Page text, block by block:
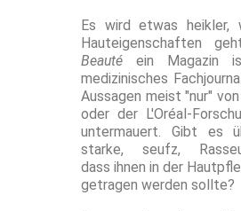
Es wird etwas heikler,
Hauteigenschaften
Beauté ein Magazin
medizinisches
Aussagen meist "nur"
oder der L'Oréal-
untermauert. Gibt es
starke, seufz,
dass ihnen in der
getragen werden sollte?